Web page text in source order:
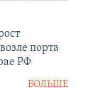
порта
РФ
БОЛЬШЕ